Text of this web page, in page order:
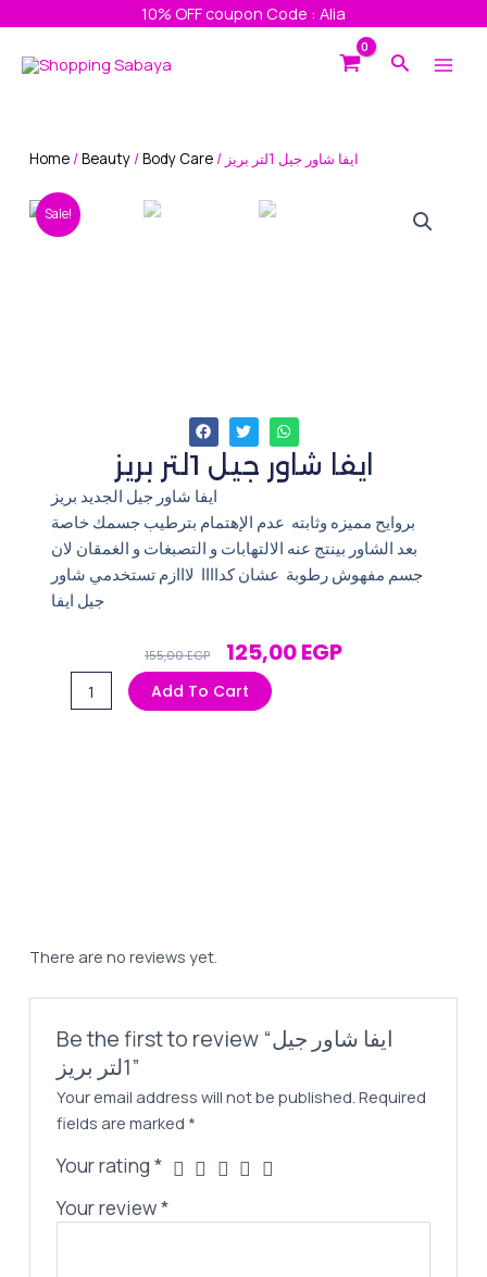
content
10% OFF coupon Code : Alia
Search
ايفا شاور جيل 1لتر بريز
ايفا شاور جيل الجديد بريز
بروايح مميزه وثابته عدم الإهتمام بترطيب جسمك خاصة
بعد الشاور بينتج عنه الالتهابات و التصبغات و الغمقان لان
جسم مفهوش رطوبة عشان كداااا لااازم تستخدمي شاور
جيل ايفا
155,00EGP Original
Price
Was:
125,00EGPCurrent
Add To Cart
Home/Beauty/Body Care / ايفا شاور جيل 1لتر بريز
Sale!
There are no reviews yet.
Be the first to review “ايفا شاور جيل
1لتر بريز”
Your email address will not be published. Required
fields are marked *
Your rating*
Your review*